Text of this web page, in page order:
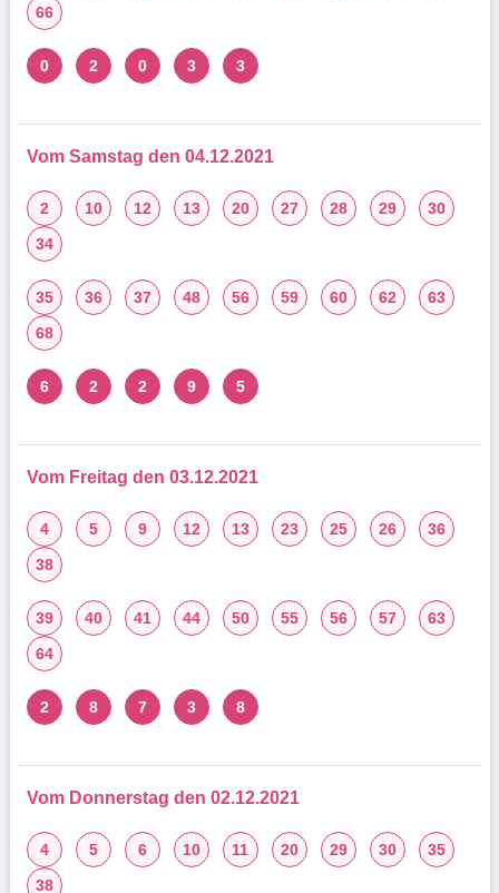
66
0 2 0 3 3
Vom Samstag den 04.12.2021
2 10 12 13 20 27 28 29
30
34
35 36 37 48 56 59 60 62
63
68
6 2 2 9 5
Vom Freitag den 03.12.2021
4 5 9 12 13 23 25 26
36
38
39 40 41 44 50 55 56 57
63
64
2 8 7 3 8
Vom Donnerstag den 02.12.2021
4 5 6 10 11 20 29 30
35
38